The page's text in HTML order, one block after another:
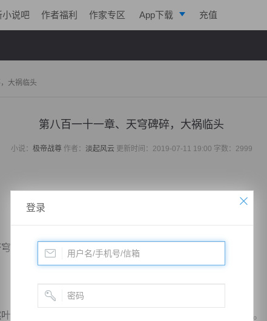
小说吧 作者福利 作家专区 App下载 充值
大祸临头
第八百一十一章、天穹碑碎，大祸临头
小说： 极帝战尊作者： 淡起风云更新时间：2019-07-11 19:00 字数：2999
上狂雷涌现，犹如天穹咆哮，雷光四溅。
手中天穹碑居然剧烈晃动，随之喷出一道白光冲向云霄。
登录